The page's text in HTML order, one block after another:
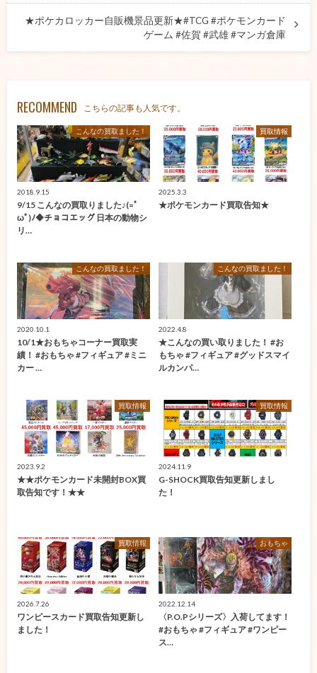
★ポケカロッカー自販機景品更新★#TCG #ポケモンカード
ゲーム #佐賀 #武雄 #マンガ倉庫
RECOMMEND こちらの記事も人気です。
こんなの買取ました！
2018.9.15
9/15 こんなの買取りました♪(=ﾟ
ωﾟ)ﾉ◆チョコエッグ 日本の動物シ
リ…
買取情報
2025.3.3
★ポケモンカード買取告知★
こんなの買取ました！
2020.10.1
10/1★おもちゃコーナー買取実
績！ #おもちゃ #フィギュア #ミニ
カー …
こんなの買取ました！
2022.4.8
★こんなの買い取りました！ #お
もちゃ #フィギュア #グッドスマイ
ルカンパ…
買取情報
2023.9.2
★★ポケモンカード未開封BOX買
取告知です！★★
買取情報
2024.11.9
G-SHOCK買取告知更新しまし
た！
買取情報
2026.7.26
ワンピースカード買取告知更新し
ました！
おもちゃ
2022.12.14
〈P.O.Pシリーズ〉入荷してます！
#おもちゃ #フィギュア #ワンピー
ス…